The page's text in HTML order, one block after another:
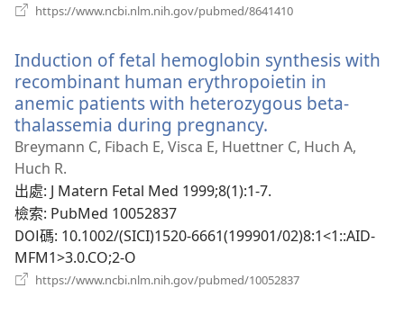
https://www.ncbi.nlm.nih.gov/pubmed/8641410
視
窗）
Induction of fetal hemoglobin synthesis with
recombinant human erythropoietin in
anemic patients with heterozygous beta-
thalassemia during pregnancy.
啟
視
Breymann C, Fibach E, Visca E, Huettner C, Huch A,
Huch R.
出處‎: J Matern Fetal Med 1999;8(1):1-7.
檢索‎: PubMed 10052837
DOI碼‎: 10.1002/(SICI)1520-6661(199901/02)8:1<1::AID-
MFM1>3.0.CO;2-O
https://www.ncbi.nlm.nih.gov/pubmed/10052837